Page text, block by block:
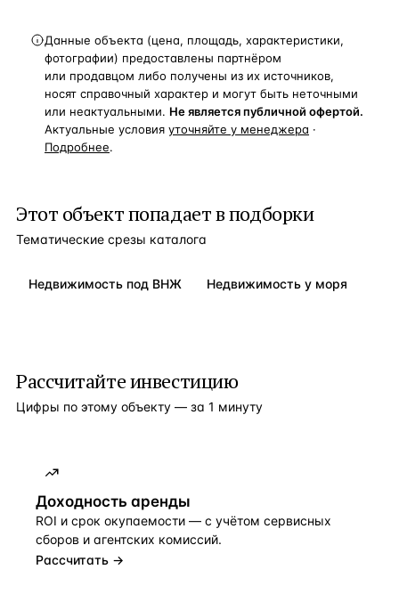
Данные объекта (цена, площадь, характеристики,
фотографии) предоставлены партнёром
или продавцом либо получены из их источников,
носят справочный характер и могут быть неточными
или неактуальными. Не является публичной офертой.
Актуальные условия уточняйте у менеджера ·
Подробнее.
Этот объект попадает в подборки
Тематические срезы каталога
Недвижимость под ВНЖ Недвижимость у моря
Рассчитайте инвестицию
Цифры по этому объекту — за 1 минуту
Доходность аренды
ROI и срок окупаемости — с учётом сервисных
сборов и агентских комиссий.
Рассчитать →